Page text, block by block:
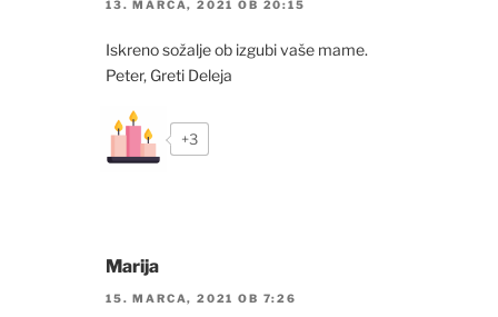
13. MARCA, 2021 OB 20:15
Iskreno sožalje ob izgubi vaše mame.
Peter, Greti Deleja
+3
Marija
15. MARCA, 2021 OB 7:26